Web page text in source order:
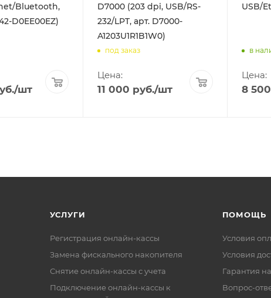
Bluetooth,
D0EE00EZ)
/шт
D7000 (203 dpi, USB/RS-
232/LPT, арт. D7000-
A1203U1R1B1W0)
под заказ
Цена:
11 000 руб./шт
USB/
в
Цена:
8 500
УСЛУГИ
Регистрация онлайн-кассы
Замена фискального накопителя
Снятие онлайн-кассы с учета
Подключение онлайн-кассы к
ПОМОЩЬ
Условия
Условия
Гарантия
Вопрос-